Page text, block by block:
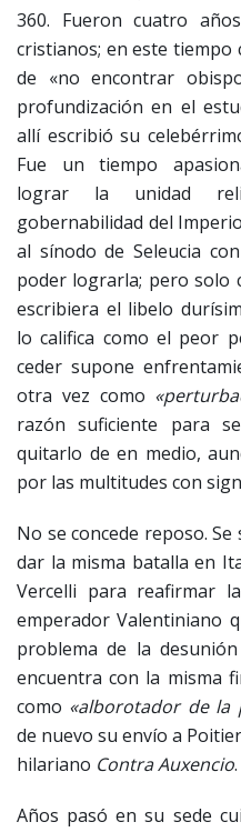
360. Fueron cuatro
cristianos; en este
de «no encontrar
profundización en el
allí escribió su
Fue un tiempo
lograr la unidad
gobernabilidad del
al sínodo de Seleucia
poder lograrla; pero solo
escribiera el libelo
lo califica como el peor
ceder supone
otra vez como
razón suficiente para
quitarlo de en medio,
por las multitudes con
No se concede reposo.
dar la misma batalla en
Vercelli para reafirmar
emperador Valentiniano
problema de la
encuentra con la misma
como «alborotador de la
de nuevo su envío a
hilariano Contra Auxencio.
Años pasó en su sede